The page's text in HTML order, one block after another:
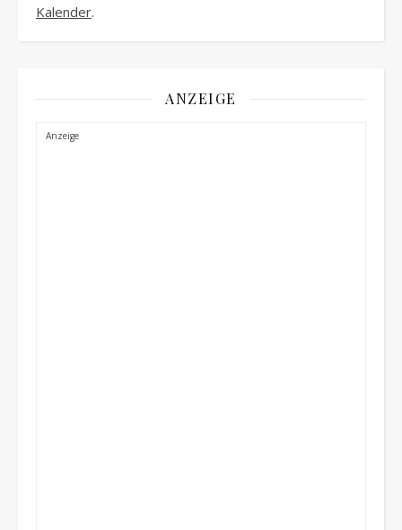
Kalender.
ANZEIGE